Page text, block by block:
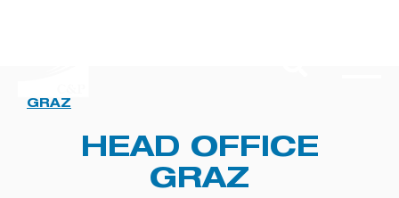
GRAZ
HEAD OFFICE
GRAZ